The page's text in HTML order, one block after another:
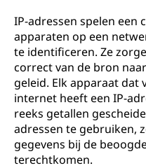
IP-adressen spelen een
apparaten op een
te identificeren. Ze
correct van de bron
geleid. Elk apparaat dat
internet heeft een IP-
reeks getallen
adressen te gebruiken,
gegevens bij de
terechtkomen.